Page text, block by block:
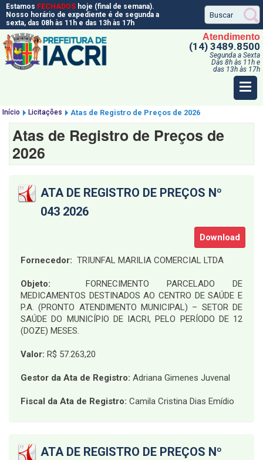
Estamos FECHADOS hoje (final de semana).
Nosso horário de expediente é de segunda a
sexta, das 08h às 11h e das 13h às 17h
Atendimento
(14) 3489.8500
Segunda a Sexta
Das 8h às 11h e
das 13h às 17h
Início Licitações Atas de Registro de Preços de 2026
Atas de Registro de Preços de
2026
ATA DE REGISTRO DE PREÇOS Nº
043 2026
Download
Fornecedor: TRIUNFAL MARILIA COMERCIAL LTDA
Objeto:
FORNECIMENTO PARCELADO DE
MEDICAMENTOS DESTINADOS AO CENTRO DE SAÚDE E
P.A. (PRONTO ATENDIMENTO MUNICIPAL) – SETOR DE
SAÚDE DO MUNICÍPIO DE IACRI, PELO PERÍODO DE 12
(DOZE) MESES.
Valor: R$ 57.263,20
Gestor da Ata de Registro: Adriana Gimenes Juvenal
Fiscal da Ata de Registro: Camila Cristina Dias Emídio
ATA DE REGISTRO DE PREÇOS Nº